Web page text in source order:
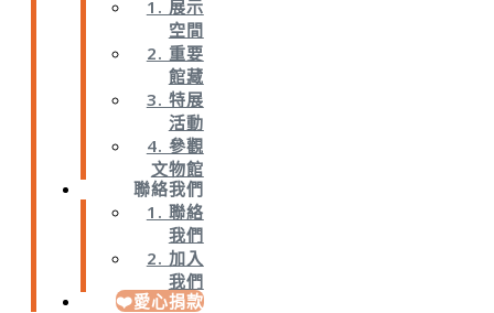
1. 展示
空間
2. 重要
館藏
3. 特展
活動
4. 參觀
文物館
聯絡我們
1. 聯絡
我們
2. 加入
我們
❤️愛心捐款